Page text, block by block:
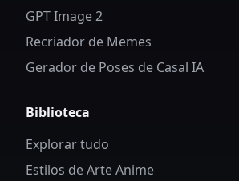
GPT Image 2
Recriador de Memes
Gerador de Poses de Casal IA
Biblioteca
Explorar tudo
Estilos de Arte Anime